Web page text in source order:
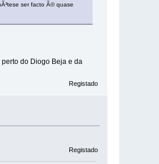
ser facto Ã© quase
do Diogo Beja e da
Registado
Registado